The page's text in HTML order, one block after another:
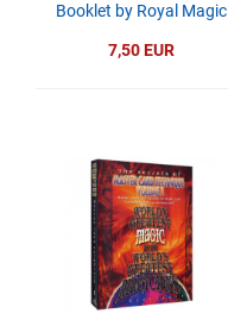
Booklet by Royal Magic
7,50 EUR